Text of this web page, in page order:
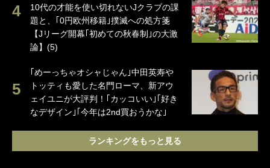
10代の才能を使い切れないJクラブの課
題と、｢0円欧州移籍｣撲滅への処方箋
【Jリーグ開幕｢初めての秋春制｣の大激
論】(5)
｢めーっちゃオシャじゃん｣中田英寿や
トッティも愛した名門ローマ、新アウ
ェイユニが大評判！｢カッコいい｣｢好き
なデザイン｣｢今年は2nd買おうかな｣
ランキングをもっと見る